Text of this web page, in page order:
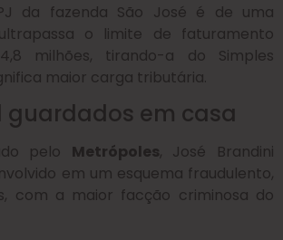
da fazenda São José é de uma
o limite de faturamento
milhões, tirando-a do Simples
maior carga tributária.
guardados em casa
pelo Metrópoles, José Brandini
em um esquema fraudulento,
com a maior facção criminosa do